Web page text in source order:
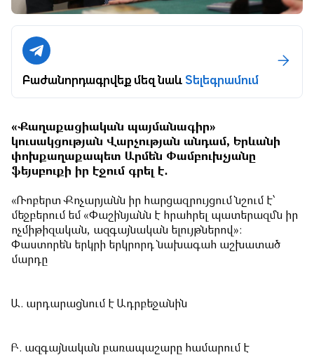
Բաժանորդագրվեք մեզ նաևՏելեգրամում
«Քաղաքացիական պայմանագիր»
կուսակցության Վարչության անդամ, Երևանի
փոխքաղաքապետ Արմեն Փամբուխչյանը
ֆեյսբուքի իր էջում գրել է․
«Ռոբերտ Քոչարյանն իր հարցազրույցում նշում է՝
մեջբերում եմ «Փաշինյանն է հրահրել պատերազմն իր
ոչմիթիզական, ազգայնական ելույթներով»:
Փաստորեն երկրի երկրորդ նախագահ աշխատած
մարդը
Ա. արդարացնում է Ադրբեջանին
Բ. ազգայնական բառապաշարը համարում է